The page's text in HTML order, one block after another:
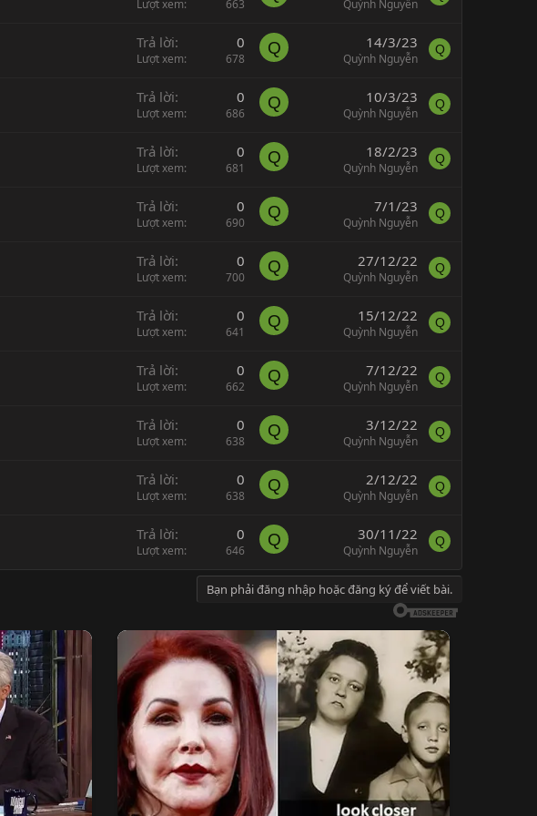
Lượt xem 663 Quỳnh Nguyễn
Trả lời 0
Lượt xem 678
Q 14/3/23
Quỳnh Nguyễn
Q
Trả lời 0
Lượt xem 686
Q 10/3/23
Quỳnh Nguyễn
Q
Trả lời 0
Lượt xem 681
Q 18/2/23
Quỳnh Nguyễn
Q
Trả lời 0
Lượt xem 690
Q 7/1/23
Quỳnh Nguyễn
Q
Trả lời 0
Lượt xem 700
Q 27/12/22
Quỳnh Nguyễn
Q
Trả lời 0
Lượt xem 641
Q 15/12/22
Quỳnh Nguyễn
Q
Trả lời 0
Lượt xem 662
Q 7/12/22
Quỳnh Nguyễn
Q
Trả lời 0
Lượt xem 638
Q 3/12/22
Quỳnh Nguyễn
Q
Trả lời 0
Lượt xem 638
Q 2/12/22
Quỳnh Nguyễn
Q
Trả lời 0
Lượt xem 646
Q 30/11/22
Quỳnh Nguyễn
Q
Bạn phải đăng nhập hoặc đăng ký để viết bài.